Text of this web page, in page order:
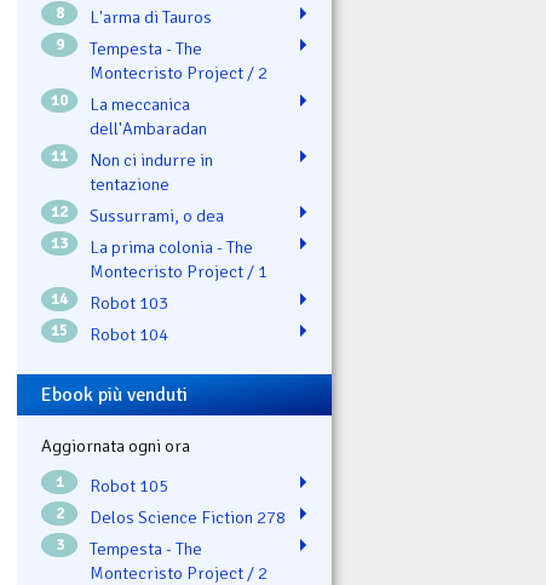
8 L'arma di Tauros
9
Tempesta - The
Montecristo Project / 2
10
La meccanica
dell'Ambaradan
11
Non ci indurre in
tentazione
12 Sussurrami, o dea
13
La prima colonia - The
Montecristo Project / 1
14 Robot 103
15 Robot 104
Ebook più venduti
Aggiornata ogni ora
1 Robot 105
2 Delos Science Fiction 278
3
Tempesta - The
Montecristo Project / 2